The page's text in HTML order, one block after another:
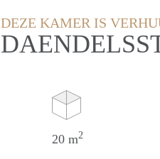
DEZE KAMER IS
20 m2